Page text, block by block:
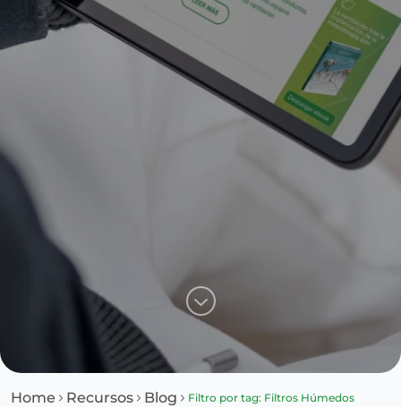
Home Recursos Blog Filtro por tag: Filtros Húmedos